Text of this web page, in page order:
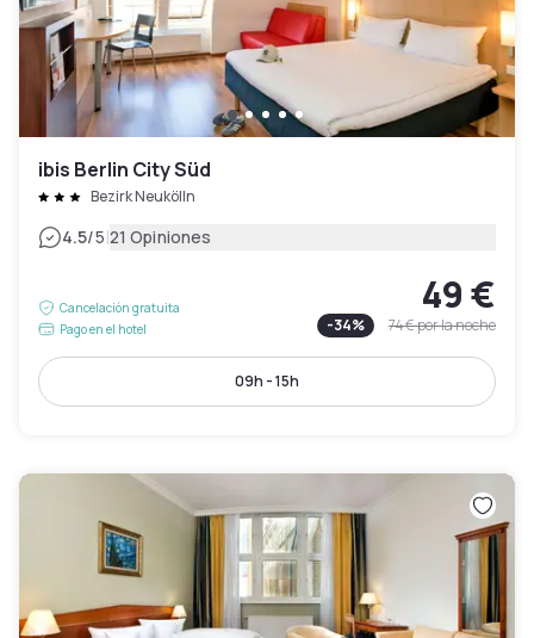
ibis Berlin City Süd
Bezirk Neukölln
4.5/5|21 Opiniones
Cancelación gratuita
Pago en el hotel
49 €
-34% 74 €por la noche
09h - 15h